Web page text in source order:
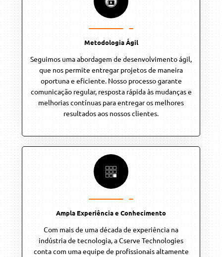
Metodologia Ágil
Seguimos uma abordagem de desenvolvimento ágil,
que nos permite entregar projetos de maneira
oportuna e eficiente. Nosso processo garante
comunicação regular, resposta rápida às mudanças e
melhorias contínuas para entregar os melhores
resultados aos nossos clientes.
Ampla Experiência e Conhecimento
Com mais de uma década de experiência na
indústria de tecnologia, a Cserve Technologies
conta com uma equipe de profissionais altamente